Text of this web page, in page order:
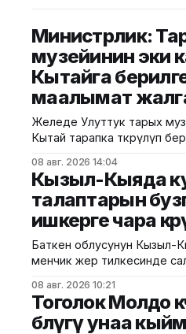
Министрлик:
музейинин эки
Кытайга
маалымат
Желеде Улуттук тарых
Кытай тарапка өткөрүлүп
Маданият, маалымат жана
министрлиги билдирди. Министрликтин
маалыматына караганда,
чет өлкөлүк мекемелерге
туруктуу пайдаланууга
Белгилегендей, “Гармония
Байыркы Кытай
08 авг. 2026 14:04
Кызыл-Кыяда
талаптарын
ишкерге чара
Баткен облусунун Кызыл-
менчик жер тилкесинде
бузуулар аныкталды. Бул
архитектура жана турак
министрлигинин басма сөз
08 авг. 2026 10:21
Тоголок Молдо
бөлүгү унаа